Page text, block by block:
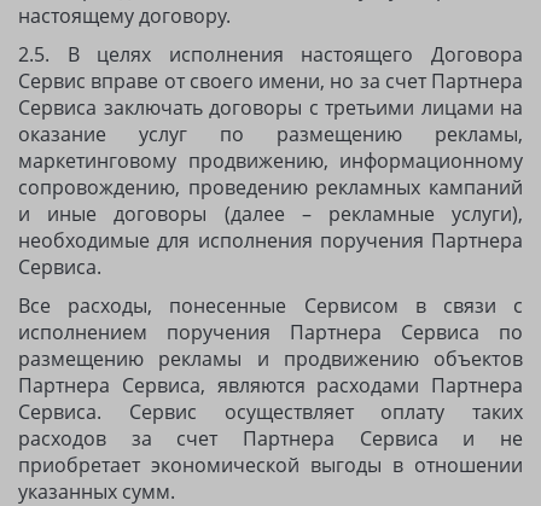
настоящему договору.
2.5. В целях исполнения настоящего Договора
Сервис вправе от своего имени, но за счет Партнера
Сервиса заключать договоры с третьими лицами на
оказание услуг по размещению рекламы,
маркетинговому продвижению, информационному
сопровождению, проведению рекламных кампаний
и иные договоры (далее – рекламные услуги),
необходимые для исполнения поручения Партнера
Сервиса.
Все расходы, понесенные Сервисом в связи с
исполнением поручения Партнера Сервиса по
размещению рекламы и продвижению объектов
Партнера Сервиса, являются расходами Партнера
Сервиса. Сервис осуществляет оплату таких
расходов за счет Партнера Сервиса и не
приобретает экономической выгоды в отношении
указанных сумм.